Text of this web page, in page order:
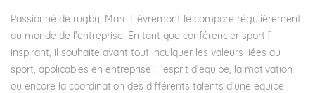
Passionné de rugby, Marc Lièvremont le compare régulièrement
au monde de l’entreprise. En tant que conférencier sportif
inspirant, il souhaite avant tout inculquer les valeurs liées au
sport, applicables en entreprise : l’esprit d’équipe, la motivation
ou encore la coordination des différents talents d’une équipe